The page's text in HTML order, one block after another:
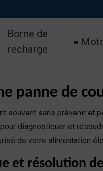
Borne de
recharge
panne de
souvent sans prévenir et
diagnostiquer et
de votre alimentation
et résolution